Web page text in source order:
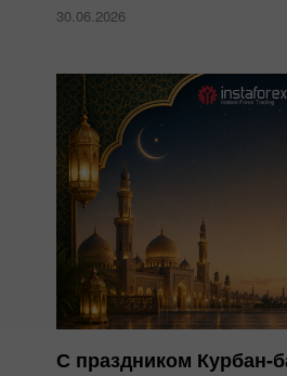
30.06.2026
С праздником Курбан-